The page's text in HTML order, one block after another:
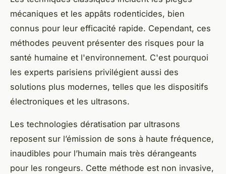
mécaniques et les appâts rodenticides, bien
connus pour leur efficacité rapide. Cependant, ces
méthodes peuvent présenter des risques pour la
santé humaine et l'environnement. C'est pourquoi
les experts parisiens privilégient aussi des
solutions plus modernes, telles que les dispositifs
électroniques et les ultrasons.
Les technologies dératisation par ultrasons
reposent sur l’émission de sons à haute fréquence,
inaudibles pour l’humain mais très dérangeants
pour les rongeurs. Cette méthode est non invasive,